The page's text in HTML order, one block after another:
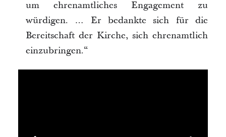
um ehrenamtliches Engagement zu
würdigen. … Er bedankte sich für die
Bereitschaft der Kirche, sich ehrenamtlich
einzubringen.“